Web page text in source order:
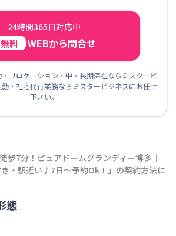
24時間365日対応中
無料 WEBから問合せ
リロケーション・中・長期滞在ならミスタービ
・社宅代行業務ならミスタービジネスにお任せ
下さい。
歩7分！ピュアドームグランディー博多｜
・駅近い♪7日～予約Ok！ 」の契約方法に
態